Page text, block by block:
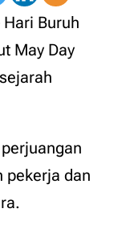
Hari Buruh
May Day
pekerja dan